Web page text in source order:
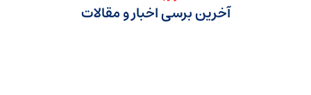
آخرین برسی اخبار و مقالات